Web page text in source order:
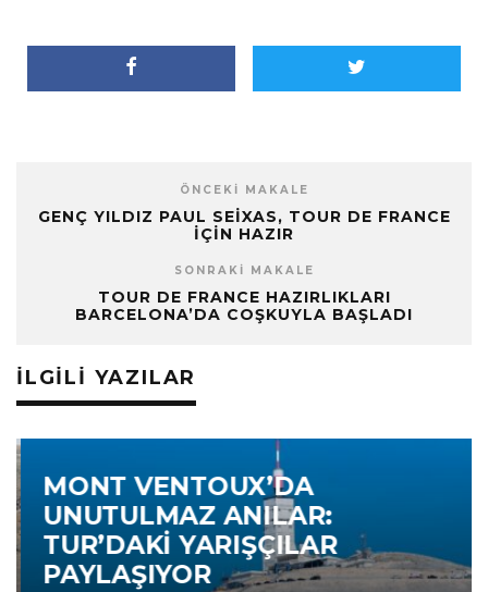
ÖNCEKI MAKALE
GENÇ YILDIZ PAUL SEIXAS, TOUR DE FRANCE
IÇIN HAZIR
SONRAKI MAKALE
TOUR DE FRANCE HAZIRLIKLARI
BARCELONA’DA COŞKUYLA BAŞLADI
İLGILI YAZILAR
MONT VENTOUX’DA
UNUTULMAZ ANILAR:
TUR’DAKI YARIŞÇILAR
PAYLAŞIYOR